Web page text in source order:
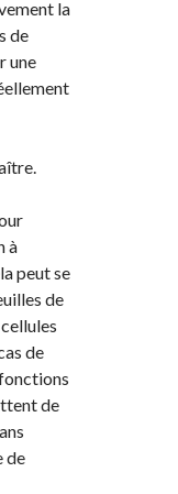
la
de
une
à
peut se
de
de
de
de